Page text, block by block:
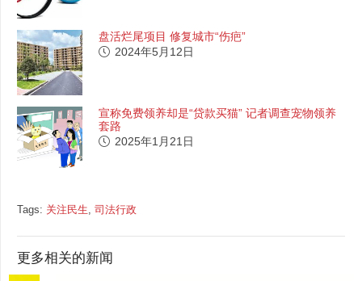
盘活烂尾项目 修复城市“伤疤”
2024年5月12日
宣称免费领养却是“贷款买猫” 记者调查宠物领养
套路
2025年1月21日
Tags: 关注民生 司法行政
更多相关的新闻